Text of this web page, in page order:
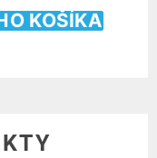
KOŠÍKA